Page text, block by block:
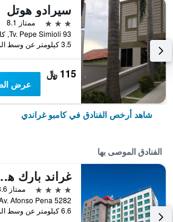
سيرادو هوتل
3 نجوم
ممتاز 8.1
3.5 كيلومتر عن وسط المدينة
115 ﷼
عرض
شاهد أرخص الفنادق في كامبو غراندي
الفنادق الموصى بها
غراند
4 نجوم
ممتاز 8.6
6.6 كيلومتر عن وسط المدينة